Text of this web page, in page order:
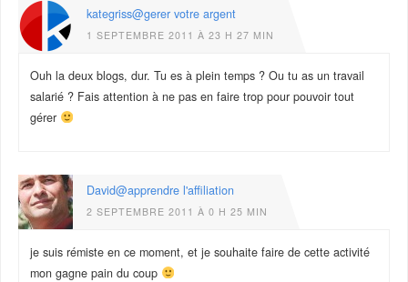
kategriss@gerer votre argent
1 SEPTEMBRE 2011 À 23 H 27 MIN
Ouh la deux blogs, dur. Tu es à plein temps ? Ou tu as un travail
salarié ? Fais attention à ne pas en faire trop pour pouvoir tout
gérer
David@apprendre l'affiliation
2 SEPTEMBRE 2011 À 0 H 25 MIN
je suis rémiste en ce moment, et je souhaite faire de cette activité
mon gagne pain du coup